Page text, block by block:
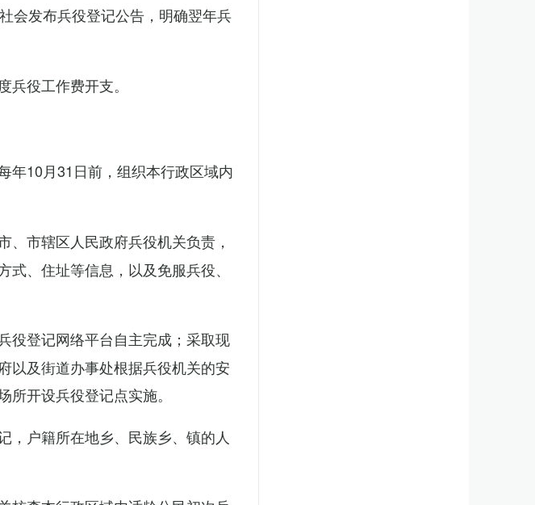
会发布兵役登记公告，明确翌年兵
役工作费开支。
年10月31日前，组织本行政区域内
市辖区人民政府兵役机关负责，
、住址等信息，以及免服兵役、
役登记网络平台自主完成；采取现
以及街道办事处根据兵役机关的安
开设兵役登记点实施。
，户籍所在地乡、民族乡、镇的人